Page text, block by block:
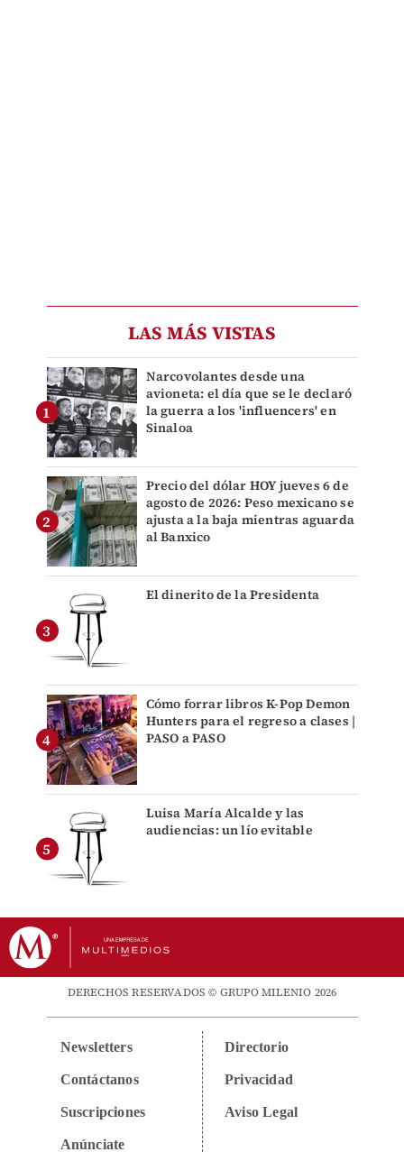
LAS MÁS VISTAS
Narcovolantes desde una
avioneta: el día que se le declaró
la guerra a los 'influencers' en
Sinaloa
Precio del dólar HOY jueves 6 de
agosto de 2026: Peso mexicano se
ajusta a la baja mientras aguarda
al Banxico
El dinerito de la Presidenta
Cómo forrar libros K-Pop Demon
Hunters para el regreso a clases |
PASO a PASO
Luisa María Alcalde y las
audiencias: un lío evitable
DERECHOS RESERVADOS © GRUPO MILENIO 2026
Newsletters
Contáctanos
Suscripciones
Anúnciate
Directorio
Privacidad
Aviso Legal